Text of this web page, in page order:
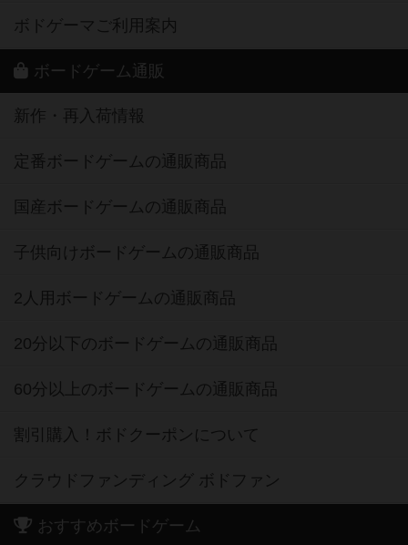
ボドゲーマご利用案内
ボードゲーム通販
新作・再入荷情報
定番ボードゲームの通販商品
国産ボードゲームの通販商品
子供向けボードゲームの通販商品
2人用ボードゲームの通販商品
20分以下のボードゲームの通販商品
60分以上のボードゲームの通販商品
割引購入！ボドクーポンについて
クラウドファンディング ボドファン
おすすめボードゲーム